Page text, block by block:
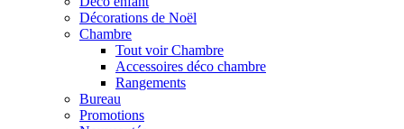
Décorations de Noël
Chambre
Tout voir Chambre
Accessoires déco chambre
Rangements
Bureau
Promotions